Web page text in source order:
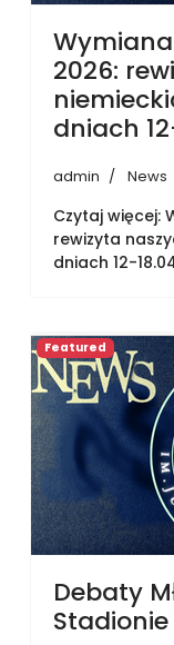
2026:
dniach
admin News
Czytaj więcej:
rewizyta
dniach 12-
Featured
Debaty